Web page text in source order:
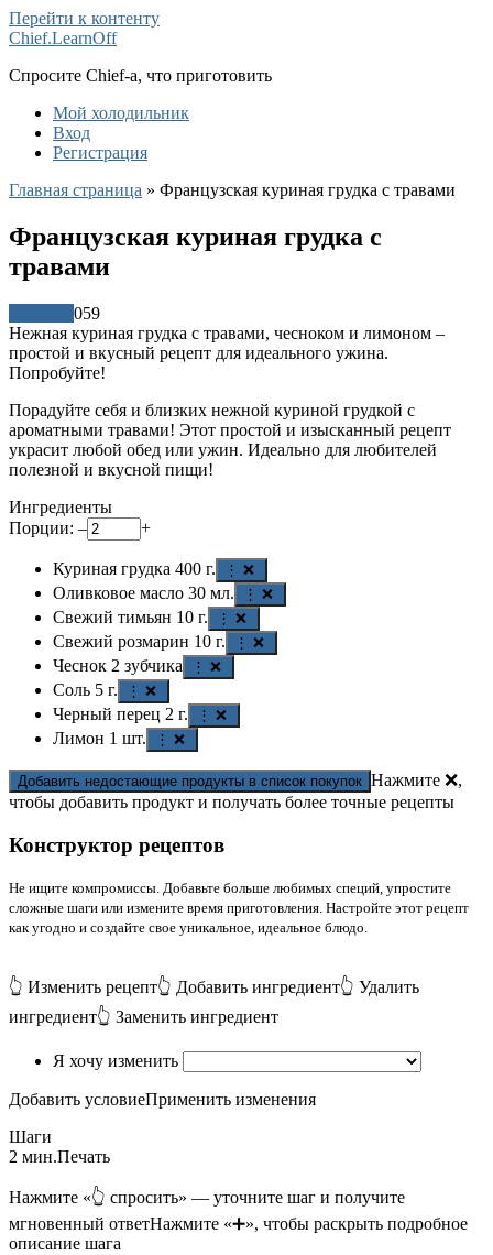
Перейти к контенту
Chief.LearnOff
Спросите Chief-а, что приготовить
Мой холодильник
Вход
Регистрация
Главная страница » Французская куриная грудка с травами
Французская куриная грудка с
травами
059
Нежная куриная грудка с травами, чесноком и лимоном –
простой и вкусный рецепт для идеального ужина.
Попробуйте!
Порадуйте себя и близких нежной куриной грудкой с
ароматными травами! Этот простой и изысканный рецепт
украсит любой обед или ужин. Идеально для любителей
полезной и вкусной пищи!
Ингредиенты
Порции: – +
Куриная грудка 400 г. ⋮ ❌
Оливковое масло 30 мл. ⋮ ❌
Свежий тимьян 10 г. ⋮ ❌
Свежий розмарин 10 г. ⋮ ❌
Чеснок 2 зубчика ⋮ ❌
Соль 5 г. ⋮ ❌
Черный перец 2 г. ⋮ ❌
Лимон 1 шт. ⋮ ❌
Добавить недостающие продукты в список покупок Нажмите ❌,
чтобы добавить продукт и получать более точные рецепты
Конструктор рецептов
Не ищите компромиссы. Добавьте больше любимых специй, упростите
сложные шаги или измените время приготовления. Настройте этот рецепт
как угодно и создайте свое уникальное, идеальное блюдо.
👆 Изменить рецепт👆 Добавить ингредиент👆 Удалить
ингредиент👆 Заменить ингредиент
Я хочу изменить
Добавить условиеПрименить изменения
Шаги
2 мин.Печать
Нажмите «👆 спросить» — уточните шаг и получите
мгновенный ответНажмите «➕», чтобы раскрыть подробное
описание шага